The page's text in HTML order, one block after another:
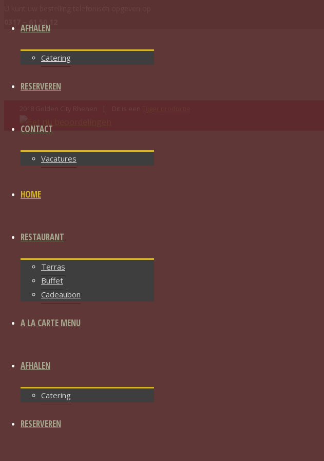
AFHALEN
Catering
RESERVEREN
CONTACT
Vacatures
HOME
RESTAURANT
Terras
Buffet
Cadeaubon
A LA CARTE MENU
AFHALEN
Catering
RESERVEREN
2018 Golden City Rhenen | Dit is een